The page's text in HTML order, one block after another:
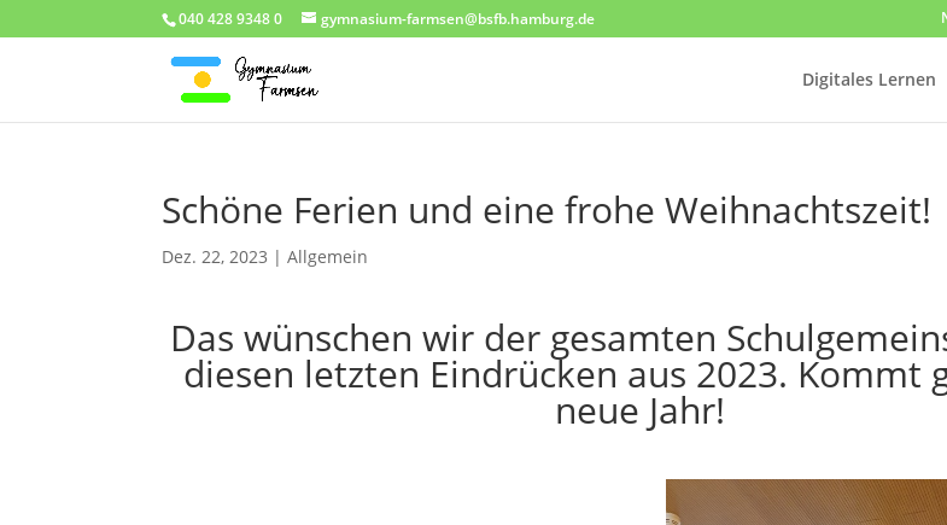
040 428 9348 0 gymnasium-farmsen@bsfb.hamburg.de
Digitales Lernen
Schöne Ferien und eine frohe Weihnachtszeit!
Dez. 22, 2023 |Allgemein
Das wünschen wir der gesamten
diesen letzten Eindrücken aus 2023. Kommt
neue Jahr!